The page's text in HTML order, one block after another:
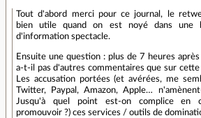
Tout d'abord merci pour ce journal, le
bien utile quand on est noyé dans une
d'information spectacle.
Ensuite une question : plus de 7 heures
a-t-il pas d'autres commentaires que sur
Les accusation portées (et avérées, me
Twitter, Paypal, Amazon, Apple…
Jusqu'à quel point est-on complice en
promouvoir ?) ces services / outils de